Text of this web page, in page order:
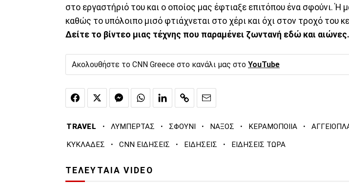
στο εργαστήριό του και ο οποίος μας έφτιαξε επιτόπου ένα σφούνι. Ή
καθώς το υπόλοιπο μισό φτιάχνεται στο χέρι και όχι στον τροχό του
Δείτε το βίντεο μιας τέχνης που παραμένει ζωντανή εδώ και αιώνες.
Ακολουθήστε το CNN Greece στο κανάλι μας στο YouTube
TRAVEL · ΛΥΜΠΕΡΤΑΣ · ΣΦΟΥΝΙ · ΝΑΞΟΣ · ΚΕΡΑΜΟΠΟΙΙΑ ·
ΚΥΚΛΑΔΕΣ · CNN ΕΙΔΗΣΕΙΣ · ΕΙΔΗΣΕΙΣ · ΕΙΔΗΣΕΙΣ ΤΩΡΑ
ΤΕΛΕΥΤΑΙΑ VIDEO